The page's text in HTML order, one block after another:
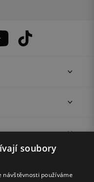
soubory
návštěvnosti používáme